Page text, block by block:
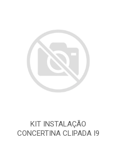
KIT INSTALAÇÃO
CONCERTINA CLIPADA I9